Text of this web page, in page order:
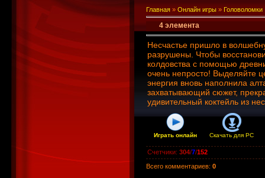
Главная » Онлайн игры » Головоломки
4 элемента
Несчастье пришло в
разрушены. Чтобы
колдовства с помощью
очень непросто! Выделяйте
энергия вновь наполнила
захватывающий сюжет,
удивительный коктейль из
Играть онлайн Скачать для PC
Счетчики: 304/7/152
Всего комментариев: 0